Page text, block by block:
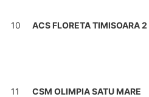
10 ACS FLORETA TIMISOARA 2
11 CSM OLIMPIA SATU MARE